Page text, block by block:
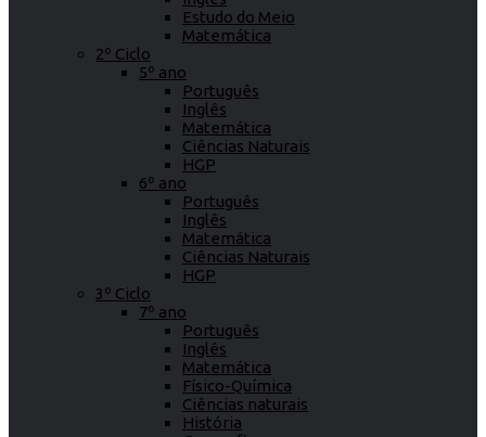
Estudo do Meio
Matemática
2º Ciclo
5º ano
Português
Inglês
Matemática
Ciências Naturais
HGP
6º ano
Português
Inglês
Matemática
Ciências Naturais
HGP
3º Ciclo
7º ano
Português
Inglês
Matemática
Físico-Química
Ciências naturais
História